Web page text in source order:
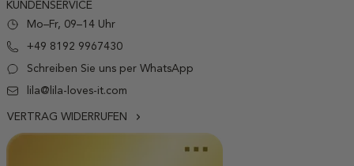
KUNDENSERVICE
Mo–Fr, 09–14 Uhr
+49 8192 9967430
Schreiben Sie uns per WhatsApp
lila@lila-loves-it.com
VERTRAG WIDERRUFEN